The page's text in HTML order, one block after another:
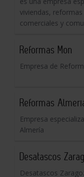
viviendas,
comerciales y
Reformas Mon
Empresa de
Reformas
Empresa
Almería
Desatascos
Desatascos